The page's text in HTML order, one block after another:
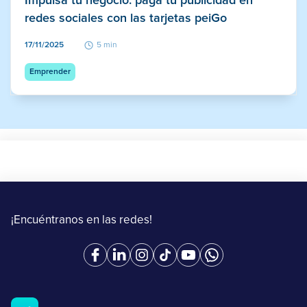
redes sociales con las tarjetas peiGo
17/11/2025 5 min
Emprender
¡Encuéntranos en las redes!